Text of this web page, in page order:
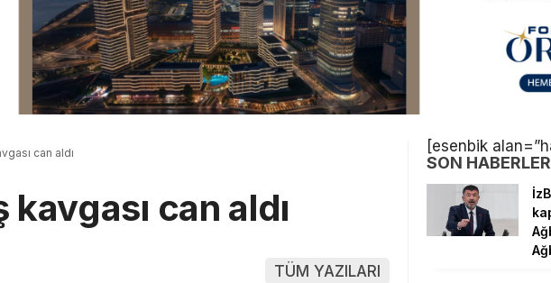
can aldı
can aldı
TÜM YAZILARI
[esenbik
SON HABERLER